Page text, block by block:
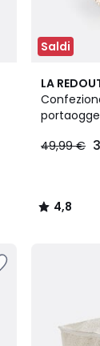
Saldi
LA
49,99 €
4,8
/ 5
4,8
/